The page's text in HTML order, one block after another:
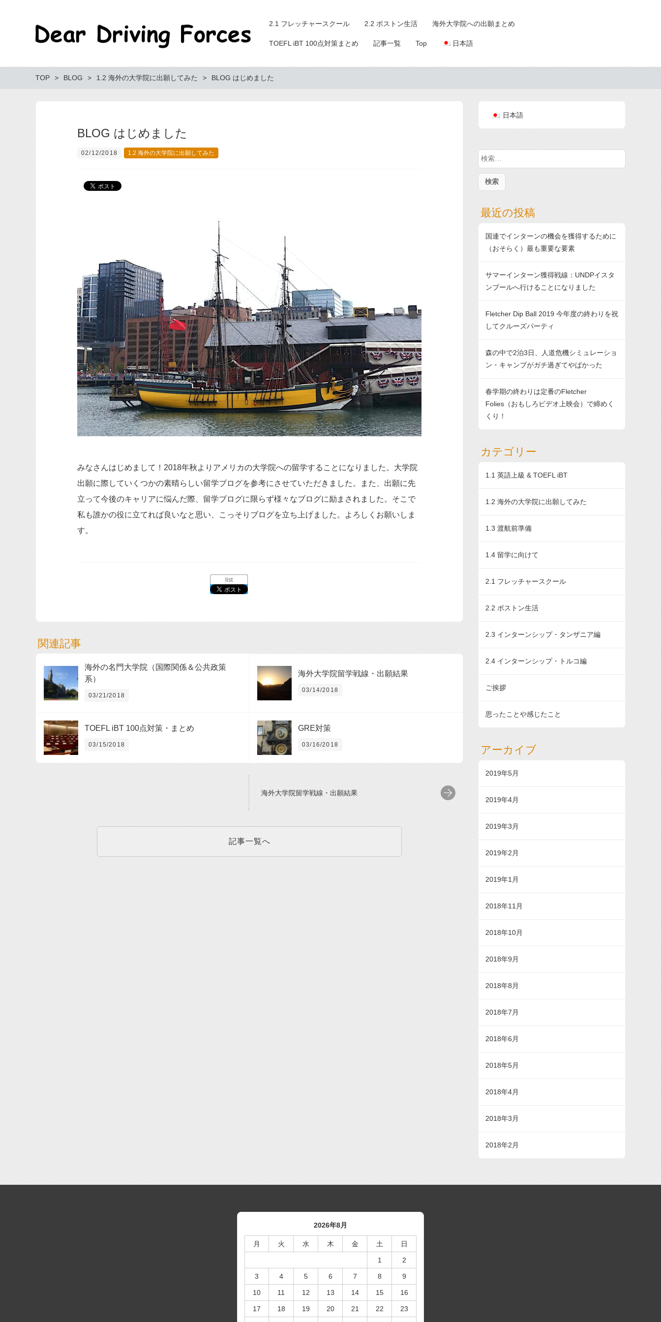
2.1 フレッチャースクール 2.2 ボストン生活 海外大学院への出願まとめ
TOEFL iBT 100点対策まとめ 記事一覧 Top 日本語
TOP BLOG 1.2 海外の大学院に出願してみた BLOG はじめました
BLOG はじめました
02/12/2018 1.2 海外の大学院に出願してみた
みなさんはじめまして！2018年秋よりアメリカの大学院への留学することになりました。大学院
出願に際していくつかの素晴らしい留学ブログを参考にさせていただきました。また、出願に先
立って今後のキャリアに悩んだ際、留学ブログに限らず様々なブログに励まされました。そこで
私も誰かの役に立てれば良いなと思い、こっそりブログを立ち上げました。よろしくお願いしま
す。
list
関連記事
海外の名門大学院（国際関係＆公共政策
系）
03/21/2018
海外大学院留学戦線・出願結果
03/14/2018
TOEFL iBT 100点対策・まとめ
03/15/2018
GRE対策
03/16/2018
海外大学院留学戦線・出願結果
記事一覧へ
日本語
検
索
:
最近の投稿
国連でインターンの機会を獲得するために
（おそらく）最も重要な要素
サマーインターン獲得戦線：UNDPイスタ
ンブールへ行けることになりました
Fletcher Dip Ball 2019 今年度の終わりを祝
してクルーズパーティ
森の中で2泊3日、人道危機シミュレーショ
ン・キャンプがガチ過ぎてやばかった
春学期の終わりは定番のFletcher
Folies（おもしろビデオ上映会）で締めく
くり！
カテゴリー
1.1 英語上級 & TOEFL iBT
1.2 海外の大学院に出願してみた
1.3 渡航前準備
1.4 留学に向けて
2.1 フレッチャースクール
2.2 ボストン生活
2.3 インターンシップ・タンザニア編
2.4 インターンシップ・トルコ編
ご挨拶
思ったことや感じたこと
アーカイブ
2019年5月
2019年4月
2019年3月
2019年2月
2019年1月
2018年11月
2018年10月
2018年9月
2018年8月
2018年7月
2018年6月
2018年5月
2018年4月
2018年3月
2018年2月
2026年8月
月 火 水 木 金 土 日
1 2
3 4 5 6 7 8 9
10 11 12 13 14 15 16
17 18 19 20 21 22 23